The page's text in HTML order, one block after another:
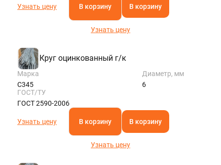
Узнать цену В корзину В корзину
Узнать цену
Круг оцинкованный г/к
Марка
С345
Диаметр, мм
6
ГОСТ/ТУ
ГОСТ 2590-2006
Узнать цену В корзину В корзину
Узнать цену